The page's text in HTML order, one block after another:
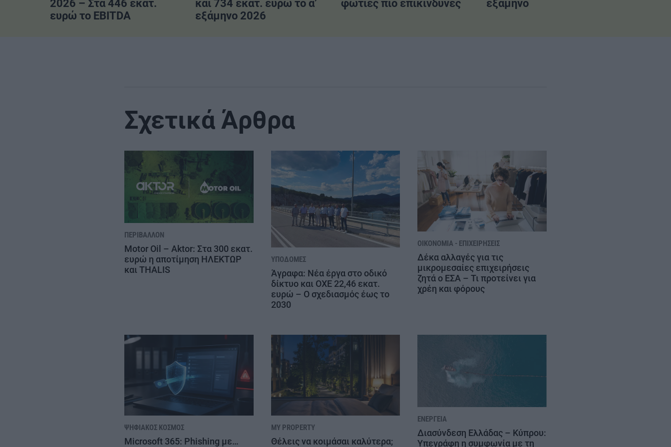
2026 – Στα 446 εκατ.
ευρώ το EBITDA
και 734 εκατ. ευρώ το α’
εξάμηνο 2026
φωτιές πιο επικίνδυνες
εξάμηνο
Σχετικά Άρθρα
ΠΕΡΙΒΆΛΛΟΝ
Motor Oil – Aktor: Στα 300 εκατ.
ευρώ η αποτίμηση ΗΛΕΚΤΩΡ
και THALIS
ΥΠΟΔΟΜΈΣ
Άγραφα: Νέα έργα στο οδικό
δίκτυο και ΟΧΕ 22,46 εκατ.
ευρώ – Ο σχεδιασμός έως το
2030
ΟΙΚΟΝΟΜΊΑ - ΕΠΙΧΕΙΡΉΣΕΙΣ
Δέκα αλλαγές για τις
μικρομεσαίες επιχειρήσεις
ζητά ο ΕΣΑ – Τι προτείνει για
χρέη και φόρους
ΨΗΦΙΑΚΌΣ ΚΌΣΜΟΣ
Microsoft 365: Phishing με…
MY PROPERTY
Θέλεις να κοιμάσαι καλύτερα;
ΕΝΈΡΓΕΙΑ
Διασύνδεση Ελλάδας – Κύπρου:
Υπεγράφη η συμφωνία με τη